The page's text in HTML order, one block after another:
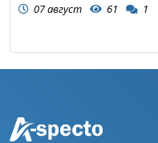
07 август 61 1